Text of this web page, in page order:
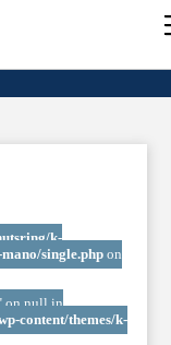
k-
single.phpon
on null in
content/themes/k-